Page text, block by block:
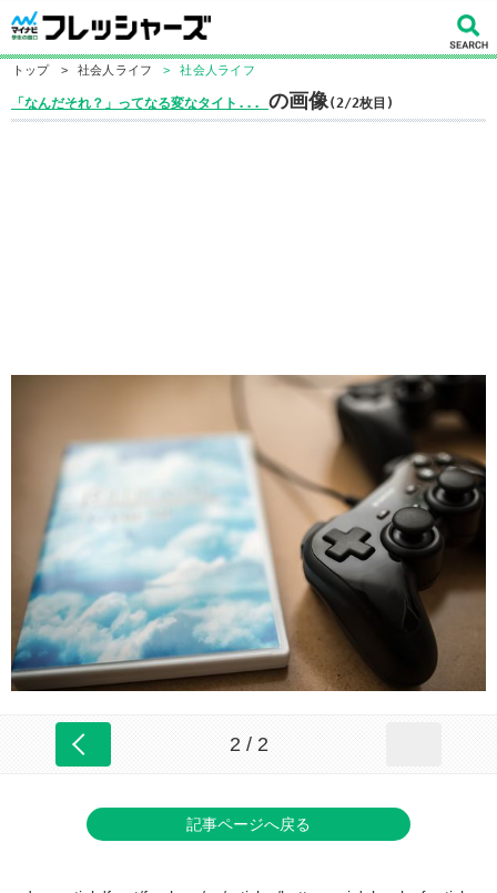
トップ > 社会人ライフ > 社会人ライフ
「なんだそれ？」ってなる変なタイト... の画像(2/2枚目)
2 / 2
記事ページへ戻る